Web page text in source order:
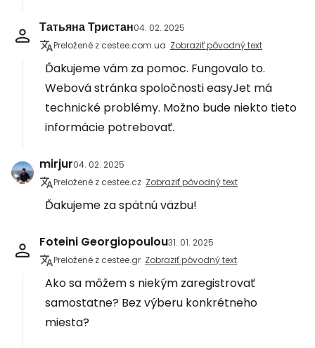
Татьяна Тристан04. 02. 2025
Preložené z cestee.com.ua Zobraziť pôvodný text
Ďakujeme vám za pomoc. Fungovalo to.
Webová stránka spoločnosti easyJet má
technické problémy. Možno bude niekto tieto
informácie potrebovať.
mirjur04. 02. 2025
Preložené z cestee.cz Zobraziť pôvodný text
Ďakujeme za spätnú väzbu!
Foteini Georgiopoulou31. 01. 2025
Preložené z cestee.gr Zobraziť pôvodný text
Ako sa môžem s niekým zaregistrovať
samostatne? Bez výberu konkrétneho
miesta?